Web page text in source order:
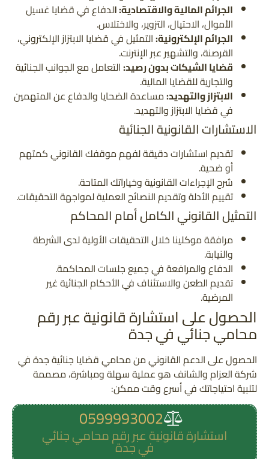
الجرائم المالية والاقتصادية: الدفاع في قضايا غسيل
الأموال، الاحتيال، التزوير، والاختلاس.
الجرائم الإلكترونية:التمثيل في قضايا الابتزاز الإلكتروني،
القرصنة، والتشهير عبر الإنترنت.
قضايا الشيكات بدون رصيد:التعامل مع الجوانب الجنائية
والتجارية للقضايا المالية.
الابتزاز والتهديد:مساعدة الضحايا والدفاع عن المتهمين
في قضايا الابتزاز والتهديد.
الاستشارات القانونية الجنائية
تقديم استشارات دقيقة لفهم موقفك القانوني كمتهم
أو ضحية.
شرح الإجراءات القانونية وخياراتك المتاحة.
تقييم الأدلة وتقديم النصائح العملية لمواجهة التحقيقات.
التمثيل القانوني الكامل أمام المحاكم
مرافقة موكلينا خلال التحقيقات الأولية لدى الشرطة
والنيابة.
الدفاع والمرافعة في جميع جلسات المحاكمة.
تقديم الطعن والاستئناف في الأحكام الجنائية غير
المرضية.
الحصول على استشارة قانونية عبر رقم
محامي جنائي في جدة
الحصول على الدعم القانوني من محامي قضايا جنائية جدة في
شركة العزام والشانف هو عملية سهلة ومباشرة، مصممة
لتلبية احتياجاتك في أسرع وقت ممكن:
0599993002
استشارة قانونية عبر رقم محامي جنائي
في جدة